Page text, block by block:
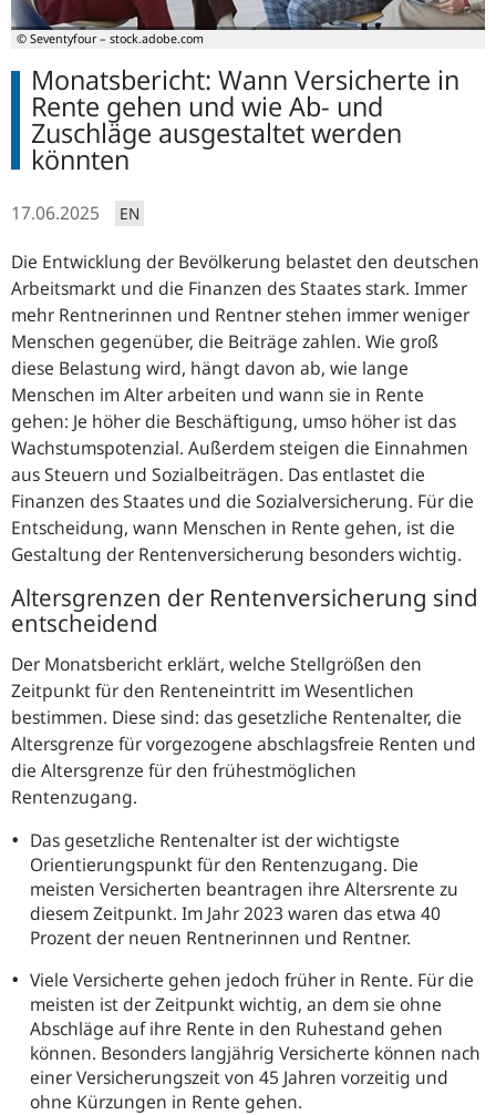
© Seventyfour – stock.adobe.com
Monatsbericht: Wann Versicherte in
Rente gehen und wie Ab- und
Zuschläge ausgestaltet werden
könnten
17.06.2025 EN
Die Entwicklung der Bevölkerung belastet den deutschen
Arbeitsmarkt und die Finanzen des Staates stark. Immer
mehr Rentnerinnen und Rentner stehen immer weniger
Menschen gegenüber, die Beiträge zahlen. Wie groß
diese Belastung wird, hängt davon ab, wie lange
Menschen im Alter arbeiten und wann sie in Rente
gehen: Je höher die Beschäftigung, umso höher ist das
Wachstumspotenzial. Außerdem steigen die Einnahmen
aus Steuern und Sozialbeiträgen. Das entlastet die
Finanzen des Staates und die Sozialversicherung. Für die
Entscheidung, wann Menschen in Rente gehen, ist die
Gestaltung der Rentenversicherung besonders wichtig.
Altersgrenzen der Rentenversicherung sind
entscheidend
Der Monatsbericht erklärt, welche Stellgrößen den
Zeitpunkt für den Renteneintritt im Wesentlichen
bestimmen. Diese sind: das gesetzliche Rentenalter, die
Altersgrenze für vorgezogene abschlagsfreie Renten und
die Altersgrenze für den frühestmöglichen
Rentenzugang.
Das gesetzliche Rentenalter ist der wichtigste
Orientierungspunkt für den Rentenzugang. Die
meisten Versicherten beantragen ihre Altersrente zu
diesem Zeitpunkt. Im Jahr 2023 waren das etwa 40
Prozent der neuen Rentnerinnen und Rentner.
Viele Versicherte gehen jedoch früher in Rente. Für die
meisten ist der Zeitpunkt wichtig, an dem sie ohne
Abschläge auf ihre Rente in den Ruhestand gehen
können. Besonders langjährig Versicherte können nach
einer Versicherungszeit von 45 Jahren vorzeitig und
ohne Kürzungen in Rente gehen.